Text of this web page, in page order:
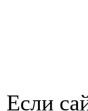
Если